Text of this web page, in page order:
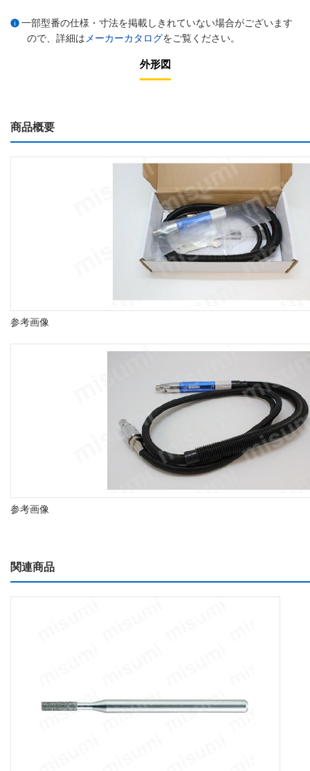
一部型番の仕様・寸法を掲載しきれていない場合がございます
ので、詳細は メーカーカタログをご覧ください。
外形図
商品概要
参考画像
参考画像
関連商品